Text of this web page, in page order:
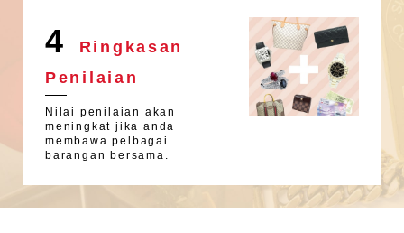
4
Ringkasan
Penilaian
Nilai penilaian akan
meningkat jika anda
membawa pelbagai
barangan bersama.